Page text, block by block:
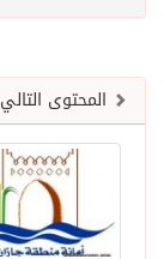
المحتوى التالي